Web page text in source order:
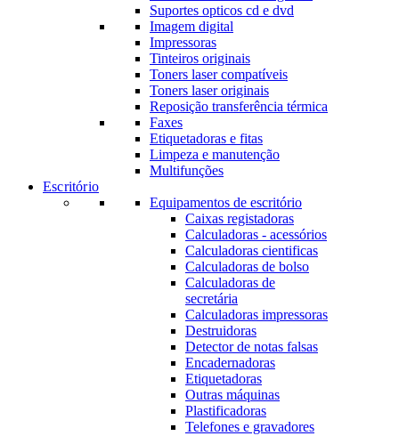
Suportes opticos cd e dvd
Imagem digital
Impressoras
Tinteiros originais
Toners laser compatíveis
Toners laser originais
Reposição transferência térmica
Faxes
Etiquetadoras e fitas
Limpeza e manutenção
Multifunções
Escritório
Equipamentos de escritório
Caixas registadoras
Calculadoras - acessórios
Calculadoras cientificas
Calculadoras de bolso
Calculadoras de
secretária
Calculadoras impressoras
Destruidoras
Detector de notas falsas
Encadernadoras
Etiquetadoras
Outras máquinas
Plastificadoras
Telefones e gravadores